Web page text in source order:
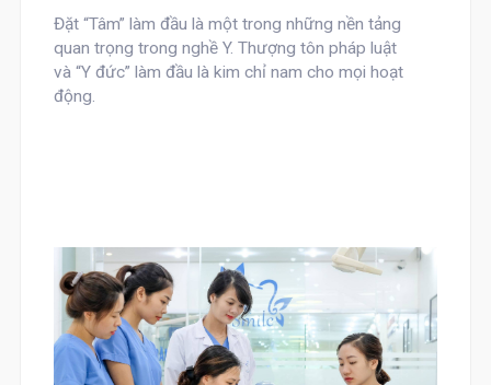
Đặt “Tâm” làm đầu là một trong những nền tảng
quan trọng trong nghề Y. Thượng tôn pháp luật
và “Y đức” làm đầu là kim chỉ nam cho mọi hoạt
động.